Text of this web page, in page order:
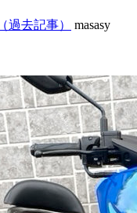
過去記事） masasy